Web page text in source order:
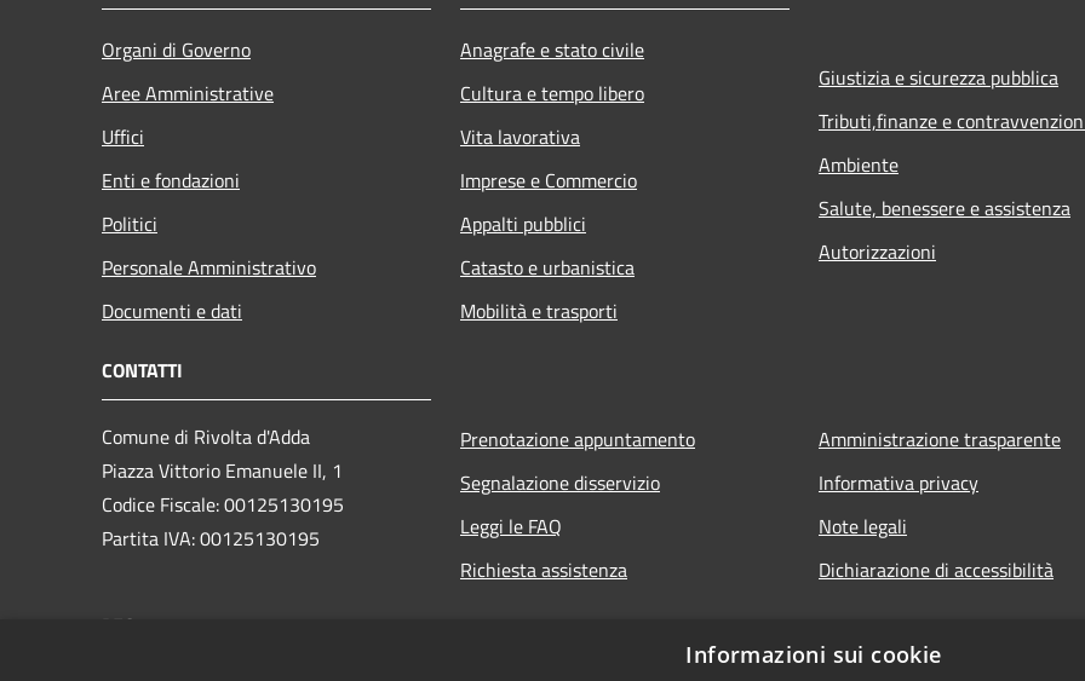
Organi di Governo
Aree Amministrative
Uffici
Enti e fondazioni
Politici
Personale Amministrativo
Documenti e dati
Anagrafe e stato civile
Cultura e tempo libero
Vita lavorativa
Imprese e Commercio
Appalti pubblici
Catasto e urbanistica
Mobilità e trasporti
Giustizia e sicurezza pubblica
Tributi,finanze e
Ambiente
Salute, benessere e assistenza
Autorizzazioni
CONTATTI
Comune di Rivolta d'Adda
Piazza Vittorio Emanuele II, 1
Codice Fiscale: 00125130195
Partita IVA: 00125130195
PEC:
Prenotazione appuntamento
Segnalazione disservizio
Leggi le FAQ
Richiesta assistenza
Amministrazione trasparente
Informativa privacy
Note legali
Dichiarazione di accessibilità
Informazioni sui cookie